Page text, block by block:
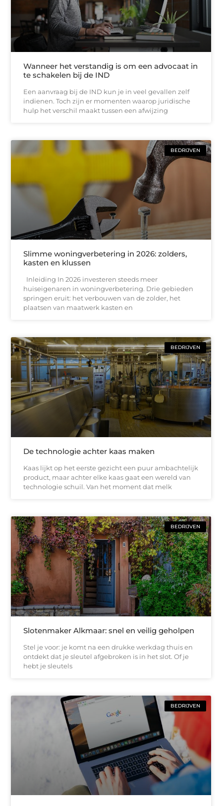
Wanneer het verstandig is om een advocaat in
te schakelen bij de IND
Een aanvraag bij de IND kun je in veel gevallen zelf
indienen. Toch zijn er momenten waarop juridische
hulp het verschil maakt tussen een afwijzing
BEDRIJVEN
Slimme woningverbetering in 2026: zolders,
kasten en klussen
Inleiding In 2026 investeren steeds meer
huiseigenaren in woningverbetering. Drie gebieden
springen eruit: het verbouwen van de zolder, het
plaatsen van maatwerk kasten en
BEDRIJVEN
De technologie achter kaas maken
Kaas lijkt op het eerste gezicht een puur ambachtelijk
product, maar achter elke kaas gaat een wereld van
technologie schuil. Van het moment dat melk
BEDRIJVEN
Slotenmaker Alkmaar: snel en veilig geholpen
Stel je voor: je komt na een drukke werkdag thuis en
ontdekt dat je sleutel afgebroken is in het slot. Of je
hebt je sleutels
BEDRIJVEN